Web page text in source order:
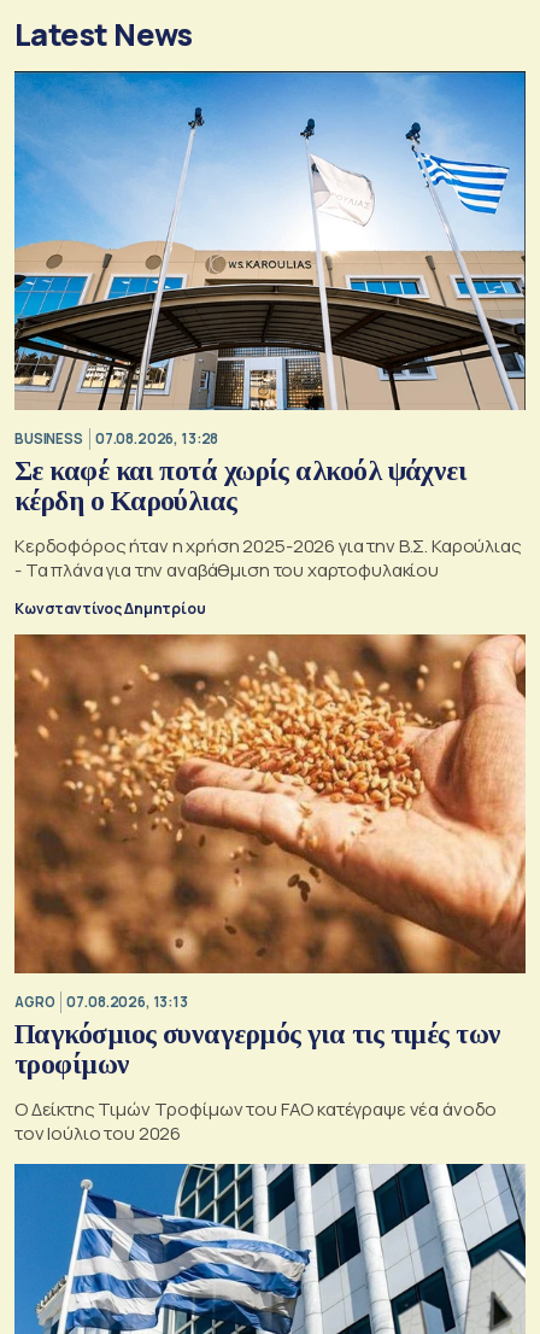
Latest News
BUSINESS 07.08.2026, 13:28
Σε καφέ και ποτά χωρίς αλκοόλ ψάχνει
κέρδη ο Καρούλιας
Κερδοφόρος ήταν η χρήση 2025-2026 για την Β.Σ. Καρούλιας
- Τα πλάνα για την αναβάθμιση του χαρτοφυλακίου
Κωνσταντίνος Δημητρίου
AGRO 07.08.2026, 13:13
Παγκόσμιος συναγερμός για τις τιμές των
τροφίμων
Ο Δείκτης Τιμών Τροφίμων του FAO κατέγραψε νέα άνοδο
τον Ιούλιο του 2026